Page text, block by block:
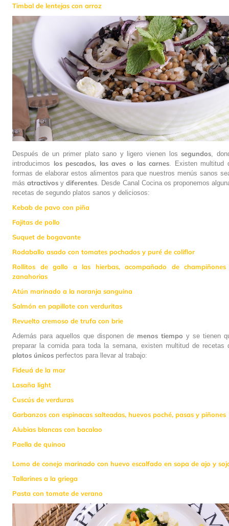
Timbal de lentejas con arroz
Después de un primer plato sano y ligero vienen lossegundos,
introducimos los pescados, las aves o las carnes. Existen multitud
formas de elaborar estos alimentos para que nuestros menús sanos
másatractivos ydiferentes. Desde Canal Cocina os proponemos
recetas de segundo platos sanos y deliciosos:
Kebab de pavo con piña
Fajitas de pollo
Suquet de bogavante
Rodaballo asado con tomates pochados y puré de coliflor
Rollitos de gallo a las hierbas, acompañado de
zanahorias
Atún marinado a la naranja sanguina
Salmón en papillote con verduritas
Revuelto cremoso de trufa con brie
Además para aquellos que disponen de menos tiempo y se tienen
preparar la comida para toda la semana, existen multitud de recetas
platos únicos perfectos para llevar al trabajo:
Fideuá de la mar
Lasaña light
Cuscús de verduras
Garbanzos con espinacas salteadas, huevos poché, pasas y piñones
Alubias blancas con bacalao
Paella de quinoa
Lomo de conejo marinado con huevo escalfado en sopa de ajo y
Tallarines a la griega
Pasta con tomate de verano